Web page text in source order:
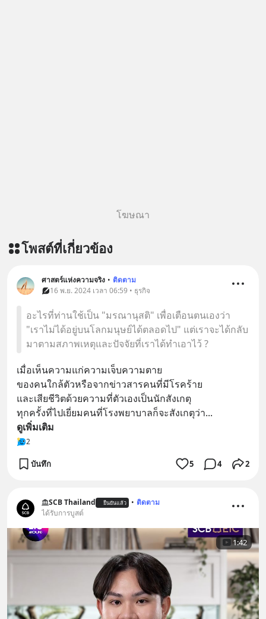
โฆษณา
โพสต์ที่เกี่ยวข้อง
ศาสตร์แห่งความจริง • ติดตาม
16 พ.ย. 2024 เวลา 06:59 • ธุรกิจ
อะไรที่ท่านใช้เป็น "มรณานุสติ" เพื่อเตือนตนเองว่า
"เราไม่ได้อยู่บนโลกมนุษย์ได้ตลอดไป" แต่เราจะได้กลับ
มาตามสภาพเหตุและปัจจัยที่เราได้ทำเอาไว้ ?
เมื่อเห็นความแก่ความเจ็บความตาย
ของคนใกล้ตัวหรือจากข่าวสารคนที่มีโรคร้าย
และเสียชีวิตด้วยความที่ตัวเองเป็นนักสังเกตุ
ทุกครั้งที่ไปเยี่ยมคนที่โรงพยาบาลก็จะสังเกตุว่า...
ดูเพิ่มเติม
2
บันทึก 5 4 2
SCB Thailand ยืนยันแล้ว • ติดตาม
ได้รับการบูสต์
1:42